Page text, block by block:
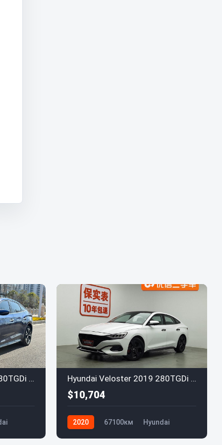
Hyundai Veloster 2019 280TGDi Euro VI Hyundai Veloster 2019 280TGDi Euro VI
$10,704
2020 67100км Hyundai